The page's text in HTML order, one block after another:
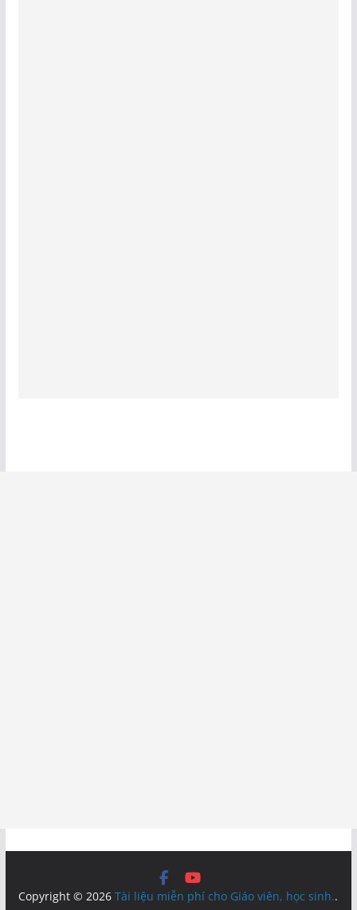
Copyright © 2026Tài liệu miễn phí cho Giáo viên, học sinh..